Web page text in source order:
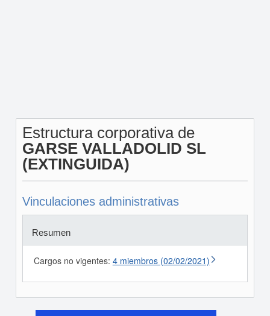
Estructura corporativa de
GARSE VALLADOLID SL
(EXTINGUIDA)
Vinculaciones administrativas
Resumen
Cargos no vigentes: 4 miembros (02/02/2021)